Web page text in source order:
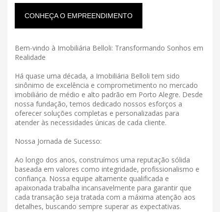
CONHEÇA O EMPREENDIMENTO
Bem-vindo à Imobiliária Belloli: Transformando Sonhos em
Realidade
Há quase uma década, a Imobiliária Belloli tem sido
sinônimo de excelência e comprometimento no mercado
imobiliário de médio e alto padrão em Porto Alegre. Desde
nossa fundação, temos dedicado nossos esforços a
oferecer soluções completas e personalizadas para
atender às necessidades únicas de cada cliente.
Nossa Jornada de Sucesso:
Ao longo dos anos, construímos uma reputação sólida
baseada em valores como integridade, profissionalismo e
confiança. Nossa equipe altamente qualificada e
apaixonada trabalha incansavelmente para garantir que
cada transação seja tratada com a máxima atenção aos
detalhes, buscando sempre superar as expectativas.